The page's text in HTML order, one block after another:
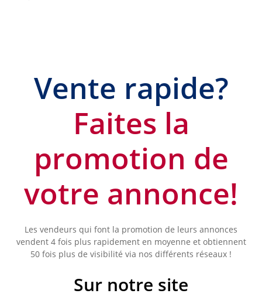
Vente rapide?
Faites la
promotion de
votre annonce!
Les vendeurs qui font la promotion de leurs annonces
vendent 4 fois plus rapidement en moyenne et obtiennent
50 fois plus de visibilité via nos différents réseaux !
Sur notre site